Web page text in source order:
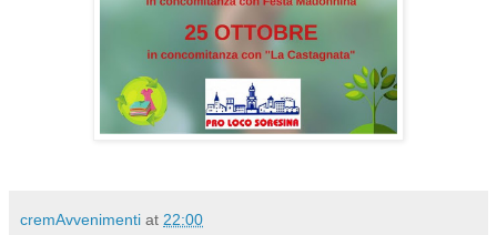
cremAvvenimenti at 22:00